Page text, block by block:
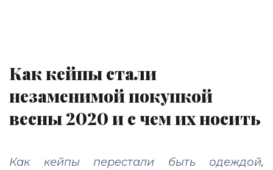
Как кейпы стали
незаменимой покупкой
весны 2020 и с чем их носить
Как кейпы перестали быть одеждой,